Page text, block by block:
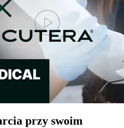
przy swoim